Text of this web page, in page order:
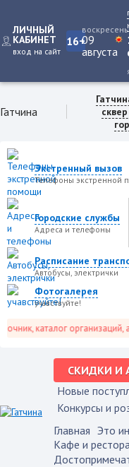
ЛИЧНЫЙ
КАБИНЕТ
вход на сайт
16+09
августа
Гатчина
Экстренный вызов
Телефоны экстренной
Городские службы
Адреса и телефоны
Расписание
Автобусы, электрички
Фотогалерея
учавствуйте!
каталог организаций,
СКИДКИ И
Новые
Конкурсы и
Главная Это
Кафе и